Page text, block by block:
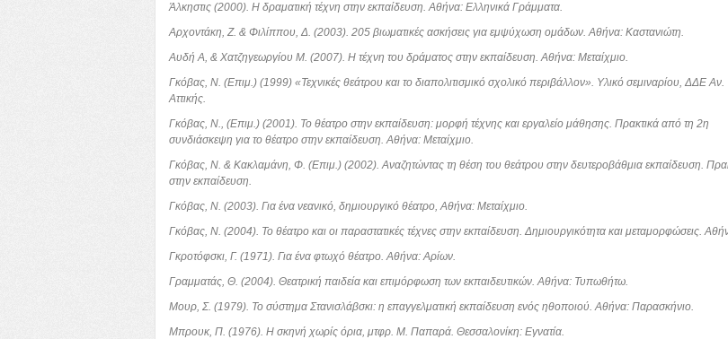
Άλκηστις (2000). Η δραματική τέχνη στην εκπαίδευση. Αθήνα: Ελληνικά Γράμματα.
Αρχοντάκη, Ζ. & Φιλίππου, Δ. (2003). 205 βιωματικές ασκήσεις για εμψύχωση ομάδων. Αθήνα: Καστανιώτη.
Αυδή Α, & Χατζηγεωργίου Μ. (2007). Η τέχνη του δράματος στην εκπαίδευση. Αθήνα: Μεταίχμιο.
Γκόβας, Ν. (Επιμ.) (1999) «Τεχνικές θεάτρου και το διαπολιτισμικό σχολικό περιβάλλον». Υλικό σεμιναρίου, ΔΔΕ Αν.
Αττικής.
Γκόβας, Ν., (Επιμ.) (2001). Το θέατρο στην εκπαίδευση: μορφή τέχνης και εργαλείο μάθησης. Πρακτικά από τη 2η
συνδιάσκεψη για το θέατρο στην εκπαίδευση. Αθήνα: Μεταίχμιο.
Γκόβας, Ν. & Κακλαμάνη, Φ. (Επιμ.) (2002). Αναζητώντας τη θέση του θεάτρου στην δευτεροβάθμια εκπαίδευση.
στην εκπαίδευση.
Γκόβας, Ν. (2003). Για ένα νεανικό, δημιουργικό θέατρο, Αθήνα: Μεταίχμιο.
Γκόβας, Ν. (2004). Το θέατρο και οι παραστατικές τέχνες στην εκπαίδευση. Δημιουργικότητα και μεταμορφώσεις.
Γκροτόφσκι, Γ. (1971). Για ένα φτωχό θέατρο. Αθήνα: Αρίων.
Γραμματάς, Θ. (2004). Θεατρική παιδεία και επιμόρφωση των εκπαιδευτικών. Αθήνα: Τυπωθήτω.
Μουρ, Σ. (1979). Το σύστημα Στανισλάβσκι: η επαγγελματική εκπαίδευση ενός ηθοποιού. Αθήνα: Παρασκήνιο.
Μπρουκ, Π. (1976). Η σκηνή χωρίς όρια, μτφρ. Μ. Παπαρά. Θεσσαλονίκη: Εγνατία.